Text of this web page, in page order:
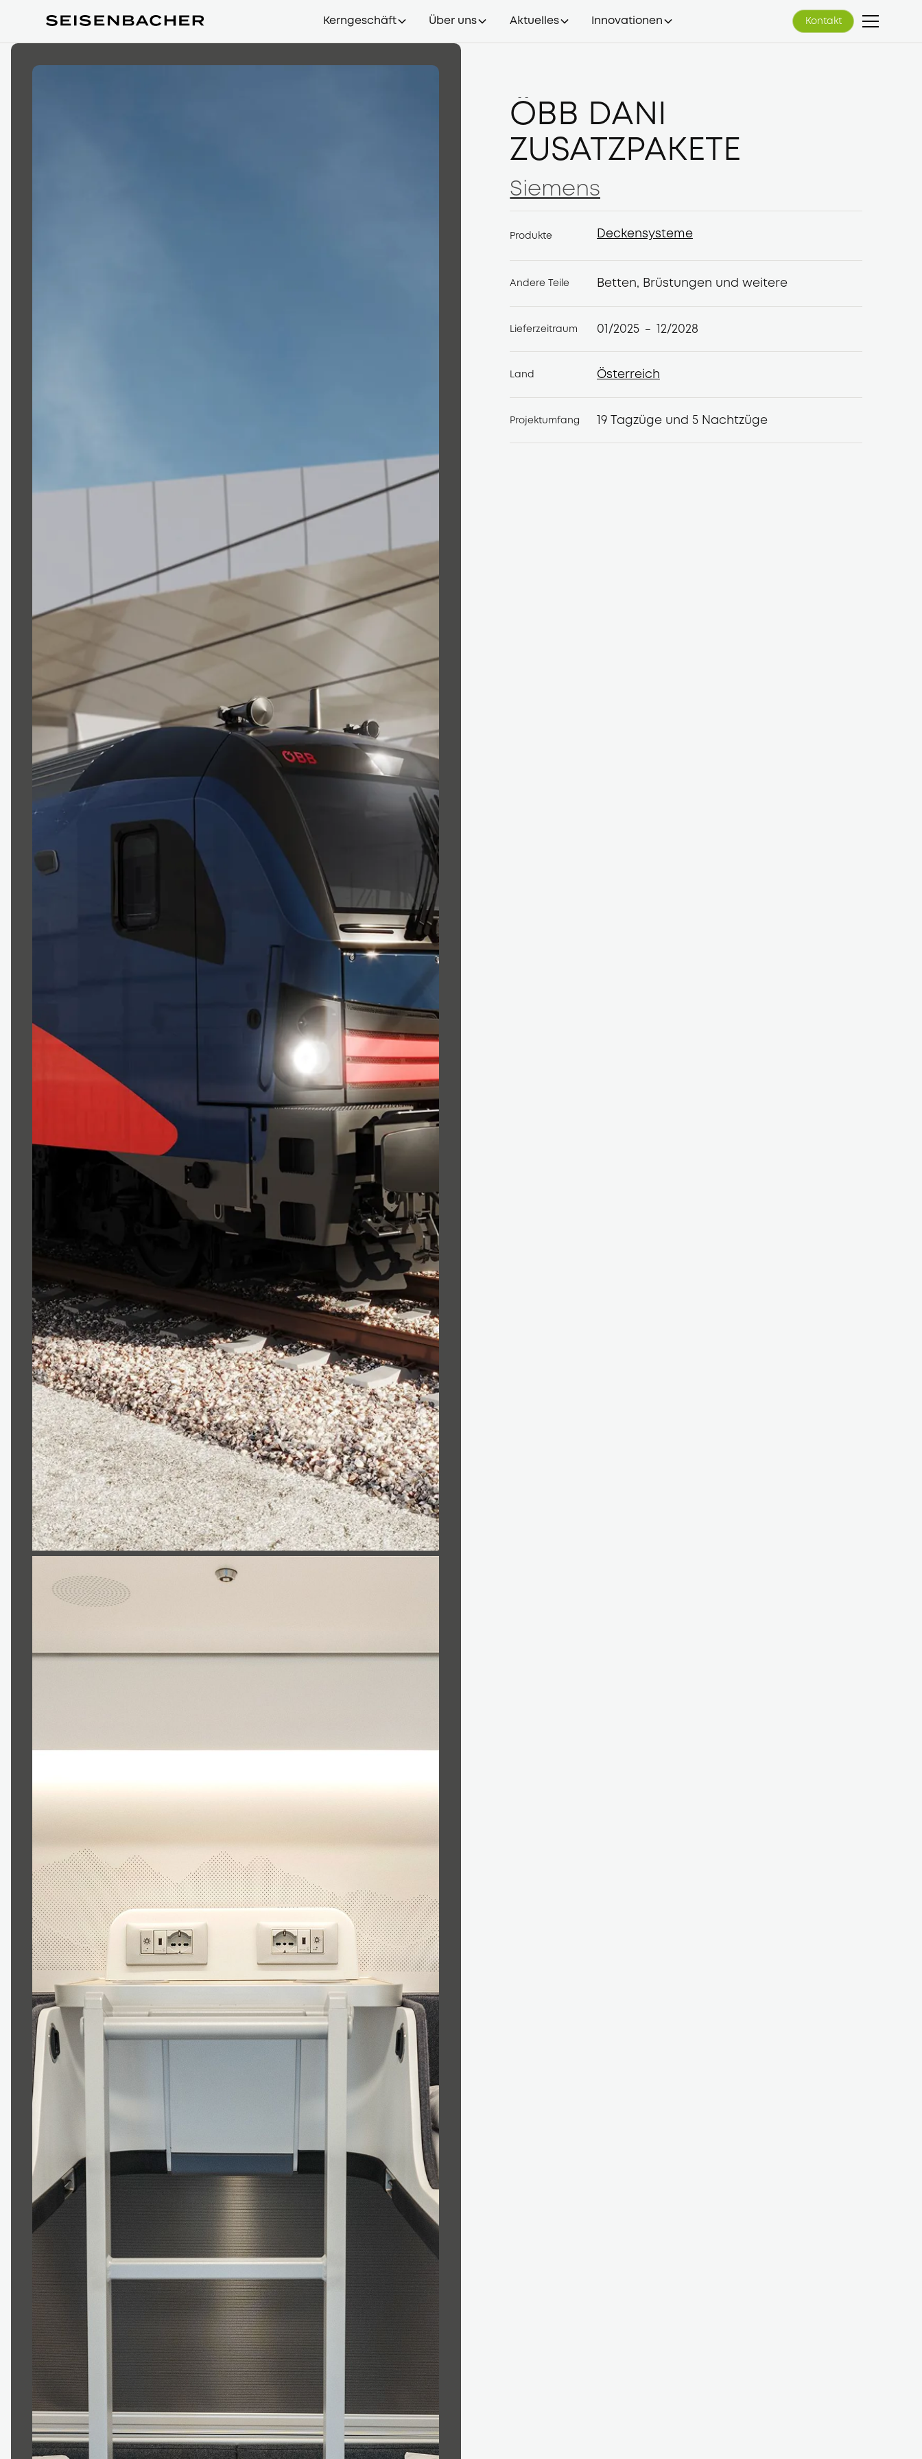
Kerngeschäft Über uns Aktuelles Innovationen
Kontakt
Kontakt
ÖBB DANI
ZUSATZPAKETE
Siemens
Siemens
Produkte
Deckensysteme
Andere Teile Betten, Brüstungen und weitere
Lieferzeitraum 01/2025 – 12/2028
Land
Österreich
Projektumfang 19 Tagzüge und 5 Nachtzüge